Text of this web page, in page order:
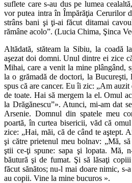
suflete care s-au dus pe lumea
vor putea intra în Împărăţia Cerurilor
strâns bani şi ţi-ai făcut ditamai
rămâne acolo”. (Lucia Chima, Şinca
Altădată, stăteam la Sibiu, la coadă
aşezat doi domni. Unul dintre ei zice
Mihai, care a venit la mine plângând,
la o grămadă de doctori, la
spus că are cancer. Eu îi zic: „Am
de toate. Hai să mergem la el. Omul
la Drăgănescu”». Atunci, mi-am dat
Arsenie. Domnul din spatele meu
poartă, în curtea bisericii, văd că
zice: „Hai, măi, că de când te aştept.
şi către prietenul meu bolnav: „Mă,
ştii ce-ţi spune: sapa şi lopata. Mă,
băutură şi de fumat. Şi să lăsaţi
făcut sănătos; nu-l mai doare nimic, s-
au copii. Vine la mine bucuros ».